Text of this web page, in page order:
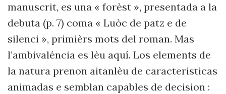
manuscrit, es una « forèst », presentada a la
debuta (p. 7) coma « Luòc de patz e de
silenci », primièrs mots del roman. Mas
l’ambivaléncia es lèu aquí. Los elements de
la natura prenon aitanlèu de caracteristicas
animadas e semblan capables de decision :